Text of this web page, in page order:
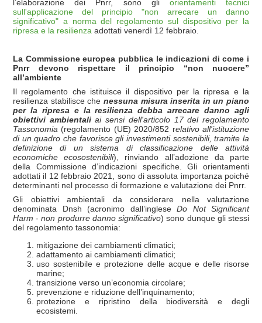
l’elaborazione dei Pnrr, sono gli orientamenti tecnici
sull'applicazione del principio "non arrecare un danno
significativo" a norma del regolamento sul dispositivo per la
ripresa e la resilienza adottati venerdì 12 febbraio.
La Commissione europea pubblica le indicazioni di come i
Pnrr devono rispettare il principio “non nuocere”
all’ambiente
Il regolamento che istituisce il dispositivo per la ripresa e la
resilienza stabilisce che nessuna misura inserita in un piano
per la ripresa e la resilienza debba arrecare danno agli
obiettivi ambientaliai sensi dell'articolo 17 del regolamento
Tassonomia (regolamento (UE) 2020/852 relativo all'istituzione
di un quadro che favorisce gli investimenti sostenibili, tramite la
definizione di un sistema di classificazione delle attività
economiche ecosostenibili), rinviando all’adozione da parte
della Commissione d’indicazioni specifiche. Gli orientamenti
adottati il 12 febbraio 2021, sono di assoluta importanza poiché
determinanti nel processo di formazione e valutazione dei Pnrr.
Gli obiettivi ambientali da considerare nella valutazione
denominata Dnsh (acronimo dall’inglese Do Not Significant
Harm -non produrre danno significativo) sono dunque gli stessi
del regolamento tassonomia:
mitigazione dei cambiamenti climatici;
adattamento ai cambiamenti climatici;
uso sostenibile e protezione delle acque e delle risorse
marine;
transizione verso un’economia circolare;
prevenzione e riduzione dell’inquinamento;
protezione e ripristino della biodiversità e degli
ecosistemi.